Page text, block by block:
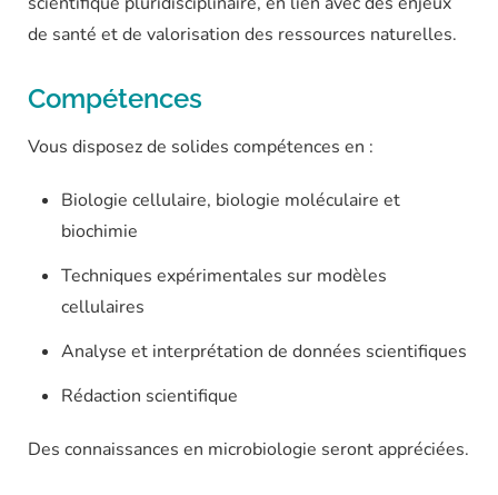
de santé et de valorisation des ressources naturelles.
Compétences
Vous disposez de solides compétences en :
Biologie cellulaire, biologie moléculaire et
biochimie
Techniques expérimentales sur modèles
cellulaires
Analyse et interprétation de données scientifiques
Rédaction scientifique
Des connaissances en microbiologie seront appréciées.